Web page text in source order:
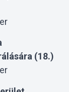
(18.)